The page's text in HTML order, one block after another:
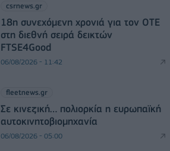
csrnews.gr
18η συνεχόμενη χρονιά για τον ΟΤΕ
στη διεθνή σειρά δεικτών
FTSE4Good
06/08/2026 - 11:42
fleetnews.gr
Σε κινεζική… πολιορκία η ευρωπαϊκή
αυτοκινητοβιομηχανία
06/08/2026 - 05:00